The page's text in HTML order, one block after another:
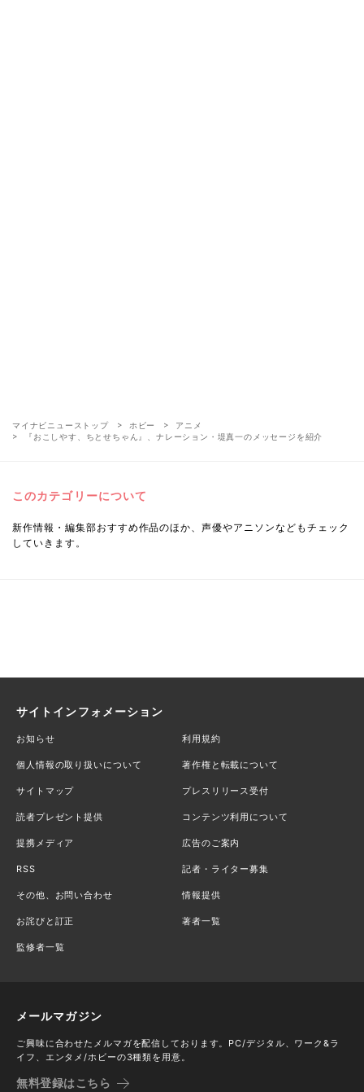
マイナビニューストップ ホビー
アニメ
『おこしやす、ちとせちゃん』、ナレーション・堤真一のメッセージを紹介
このカテゴリーについて
新作情報・編集部おすすめ作品のほか、声優やアニソンなどもチェック
していきます。
サイトインフォメーション
お知らせ 利用規約
個人情報の取り扱いについて 著作権と転載について
サイトマップ プレスリリース受付
読者プレゼント提供 コンテンツ利用について
提携メディア 広告のご案内
RSS 記者・ライター募集
その他、お問い合わせ 情報提供
お詫びと訂正 著者一覧
監修者一覧
メールマガジン
ご興味に合わせたメルマガを配信しております。PC/デジタル、ワーク&ラ
イフ、エンタメ/ホビーの3種類を用意。
無料登録はこちら